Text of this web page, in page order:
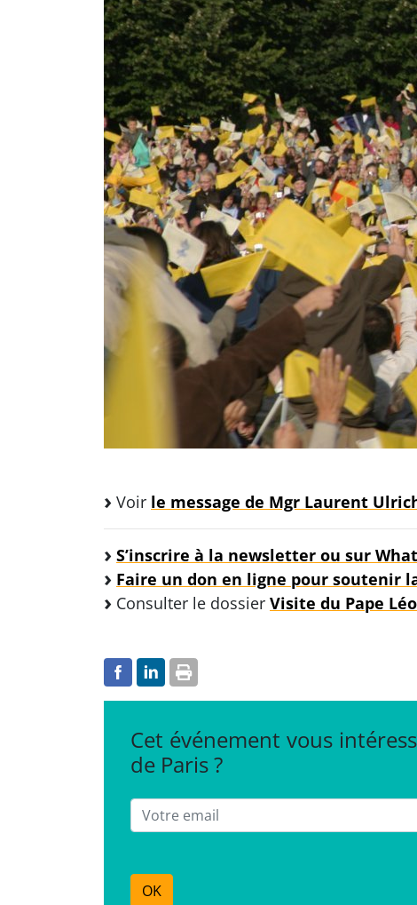
Voir le message de Mgr Laurent
S’inscrire à la newsletter ou sur
Faire un don en ligne pour soutenir
Consulter le dossier Visite du Pape
Cet événement vous
de Paris ?
Email
OK